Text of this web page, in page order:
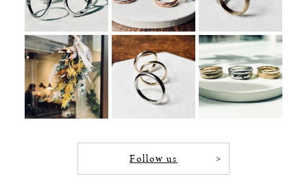
Follow us